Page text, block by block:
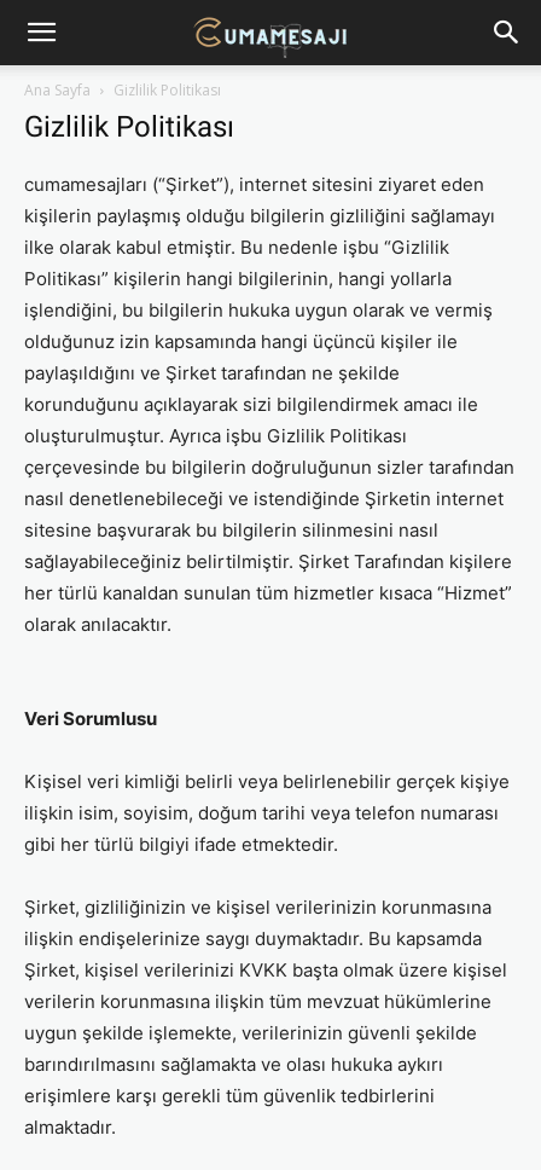
Ana Sayfa Gizlilik Politikası
Gizlilik Politikası
cumamesajları (“Şirket”), internet sitesini ziyaret eden
kişilerin paylaşmış olduğu bilgilerin gizliliğini sağlamayı
ilke olarak kabul etmiştir. Bu nedenle işbu “Gizlilik
Politikası” kişilerin hangi bilgilerinin, hangi yollarla
işlendiğini, bu bilgilerin hukuka uygun olarak ve vermiş
olduğunuz izin kapsamında hangi üçüncü kişiler ile
paylaşıldığını ve Şirket tarafından ne şekilde
korunduğunu açıklayarak sizi bilgilendirmek amacı ile
oluşturulmuştur. Ayrıca işbu Gizlilik Politikası
çerçevesinde bu bilgilerin doğruluğunun sizler tarafından
nasıl denetlenebileceği ve istendiğinde Şirketin internet
sitesine başvurarak bu bilgilerin silinmesini nasıl
sağlayabileceğiniz belirtilmiştir. Şirket Tarafından kişilere
her türlü kanaldan sunulan tüm hizmetler kısaca “Hizmet”
olarak anılacaktır.
Veri Sorumlusu
Kişisel veri kimliği belirli veya belirlenebilir gerçek kişiye
ilişkin isim, soyisim, doğum tarihi veya telefon numarası
gibi her türlü bilgiyi ifade etmektedir.
Şirket, gizliliğinizin ve kişisel verilerinizin korunmasına
ilişkin endişelerinize saygı duymaktadır. Bu kapsamda
Şirket, kişisel verilerinizi KVKK başta olmak üzere kişisel
verilerin korunmasına ilişkin tüm mevzuat hükümlerine
uygun şekilde işlemekte, verilerinizin güvenli şekilde
barındırılmasını sağlamakta ve olası hukuka aykırı
erişimlere karşı gerekli tüm güvenlik tedbirlerini
almaktadır.